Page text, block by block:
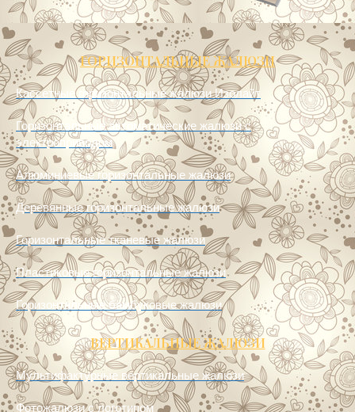
ГОРИЗОНТАЛЬНЫЕ ЖАЛЮЗИ
Кассетные горизонтальные жалюзи Изолайт
Горизонтальные автоматические жалюзи с
электроприводом
Алюминиевые горизонтальные жалюзи
Деревянные горизонтальные жалюзи
Горизонтальные тканевые жалюзи
Пластиковые горизонтальные жалюзи
Горизонтальные бамбуковые жалюзи
ВЕРТИКАЛЬНЫЕ ЖАЛЮЗИ
Мультифактурные вертикальные жалюзи